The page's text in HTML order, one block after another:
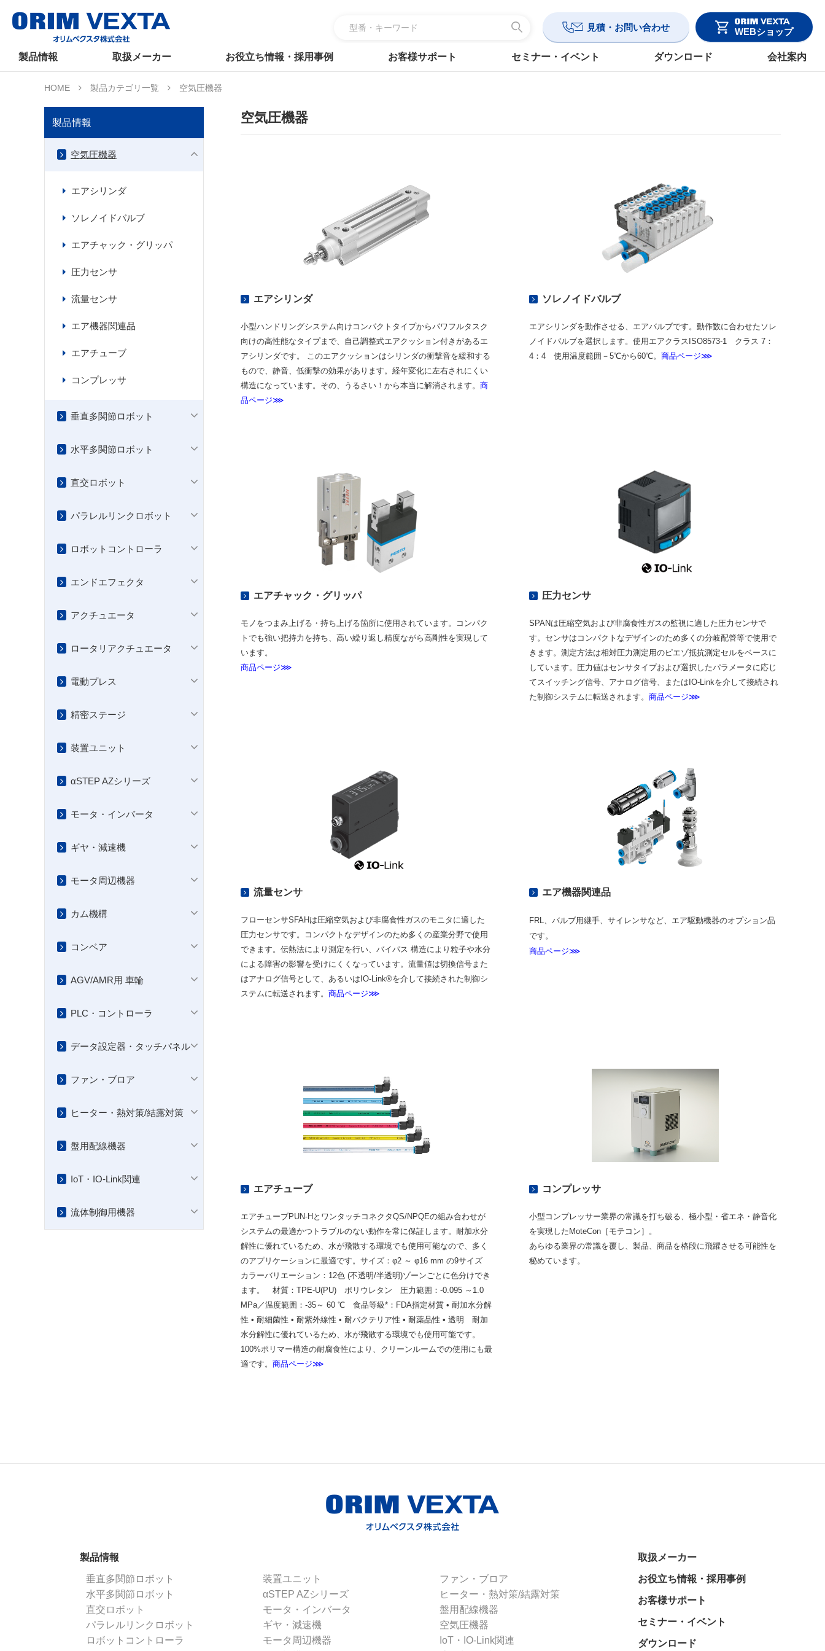
見積・お問い合わせ WEBショップ
製品情報 取扱メーカー お役立ち情報・採用事例 お客様サポート セミナー・イベント ダウンロード 会社案内
HOME 製品カテゴリ一覧 空気圧機器
空気圧機器
エアシリンダ
小型ハンドリングシステム向けコンパクトタイプからパワフルタスク
向けの高性能なタイプまで、自己調整式エアクッション付きがあるエ
アシリンダです。 このエアクッションはシリンダの衝撃音を緩和する
もので、静音、低衝撃の効果があります。経年変化に左右されにくい
構造になっています。その、うるさい！から本当に解消されます。 商
品ページ⋙
ソレノイドバルブ
エアシリンダを動作させる、エアバルブです。動作数に合わせたソレ
ノイドバルブを選択します。使用エアクラスISO8573-1 クラス 7：
4：4 使用温度範囲－5℃から60℃。 商品ページ⋙
エアチャック・グリッパ
モノをつまみ上げる・持ち上げる箇所に使用されています。コンパク
トでも強い把持力を持ち、高い繰り返し精度ながら高剛性を実現して
います。
商品ページ⋙
圧力センサ
SPANは圧縮空気および⾮腐⾷性ガスの監視に適した圧⼒センサで
す。センサはコンパクトなデザインのため多くの分岐配管等で使⽤で
きます。測定⽅法は相対圧⼒測定⽤のピエゾ抵抗測定セルをベースに
しています。圧⼒値はセンサタイプおよび選択したパラメータに応じ
てスイッチング信号、アナログ信号、またはIO-Linkを介して接続され
た制御システムに転送されます。 商品ページ⋙
流量センサ
フローセンサSFAHは圧縮空気および非腐食性ガスのモニタに適した
圧力センサです。コンパクトなデザインのため多くの産業分野で使用
できます。伝熱法により測定を行い、バイパス 構造により粒子や水分
による障害の影響を受けにくくなっています。流量値は切換信号また
はアナログ信号として、あるいはIO-Link®を介して接続された制御シ
ステムに転送されます。 商品ページ⋙
エア機器関連品
FRL、バルブ用継手、サイレンサなど、エア駆動機器のオプション品
です。
商品ページ⋙
エアチューブ
エアチューブPUN-HとワンタッチコネクタQS/NPQEの組み合わせが
システムの最適かつトラブルのない動作を常に保証します。耐加水分
解性に優れているため、水が飛散する環境でも使用可能なので、多く
のアプリケーションに最適です。 サイズ：φ2 ～ φ16 mm の9サイズ
カラーバリエーション：12色 (不透明/半透明)ゾーンごとに色分けでき
ます。 材質：TPE-U(PU) ポリウレタン 圧力範囲：-0.095 ～1.0
MPa／温度範囲：-35～ 60 ℃ 食品等級*：FDA指定材質 • 耐加水分解
性 • 耐細菌性 • 耐紫外線性 • 耐バクテリア性 • 耐薬品性 • 透明 耐加
水分解性に優れているため、水が飛散する環境でも使用可能です。
100%ポリマー構造の耐腐食性により、クリーンルームでの使用にも最
適です。 商品ページ⋙
コンプレッサ
小型コンプレッサー業界の常識を打ち破る、極小型・省エネ・静音化
を実現したMoteCon［モテコン］。
あらゆる業界の常識を覆し、製品、商品を格段に飛躍させる可能性を
秘めています。
製品情報
空気圧機器
エアシリンダ
ソレノイドバルブ
エアチャック・グリッパ
圧力センサ
流量センサ
エア機器関連品
エアチューブ
コンプレッサ
垂直多関節ロボット
水平多関節ロボット
直交ロボット
パラレルリンクロボット
ロボットコントローラ
エンドエフェクタ
アクチュエータ
ロータリアクチュエータ
電動プレス
精密ステージ
装置ユニット
αSTEP AZシリーズ
モータ・インバータ
ギヤ・減速機
モータ周辺機器
カム機構
コンベア
AGV/AMR用 車輪
PLC・コントローラ
データ設定器・タッチパネル
ファン・ブロア
ヒーター・熱対策/結露対策
盤用配線機器
IoT・IO-Link関連
流体制御用機器
製品情報
垂直多関節ロボット
水平多関節ロボット
直交ロボット
パラレルリンクロボット
ロボットコントローラ
装置ユニット
αSTEP AZシリーズ
モータ・インバータ
ギヤ・減速機
モータ周辺機器
ファン・ブロア
ヒーター・熱対策/結露対策
盤用配線機器
空気圧機器
IoT・IO-Link関連
取扱メーカー
お役立ち情報・採用事例
お客様サポート
セミナー・イベント
ダウンロード